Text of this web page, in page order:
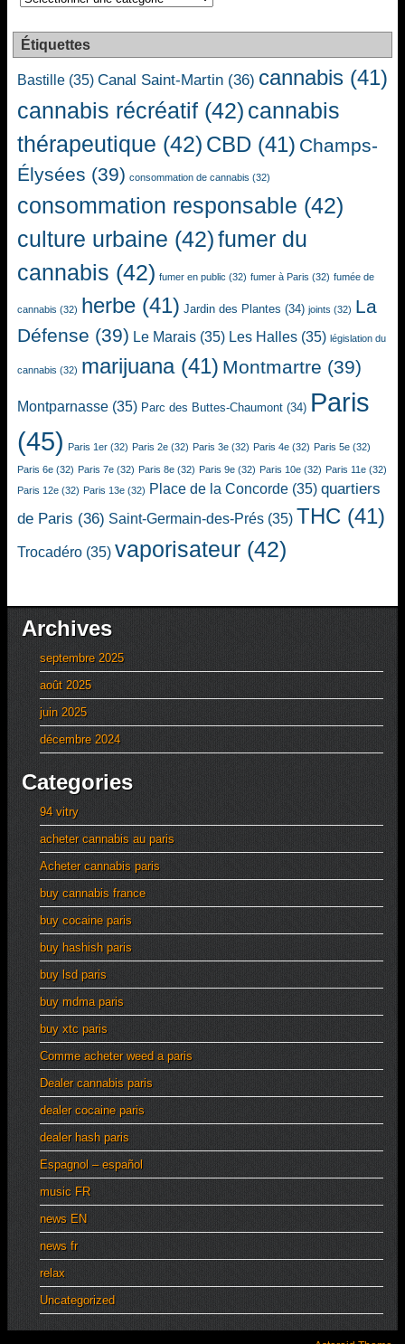
Étiquettes
Bastille (35) Canal Saint-Martin (36) cannabis (41)
cannabis récréatif (42) cannabis
thérapeutique (42) CBD (41) Champs-
Élysées (39) consommation de cannabis (32)
consommation responsable (42)
culture urbaine (42)fumer du
cannabis (42) fumer en public (32) fumer à Paris (32) fumée de
cannabis (32) herbe (41) Jardin des Plantes (34) joints (32) La
Défense (39) Le Marais (35) Les Halles (35) législation du
cannabis (32) marijuana(41) Montmartre (39)
Montparnasse (35) Parc des Buttes-Chaumont (34) Paris
(45) Paris 1er (32) Paris 2e (32) Paris 3e (32) Paris 4e (32) Paris 5e (32)
Paris 6e (32) Paris 7e (32) Paris 8e (32) Paris 9e (32) Paris 10e (32) Paris 11e (32)
Paris 12e (32) Paris 13e (32) Place de la Concorde (35) quartiers
de Paris (36) Saint-Germain-des-Prés (35) THC (41)
Trocadéro (35) vaporisateur (42)
Archives
septembre 2025
août 2025
juin 2025
décembre 2024
Categories
94 vitry
acheter cannabis au paris
Acheter cannabis paris
buy cannabis france
buy cocaine paris
buy hashish paris
buy lsd paris
buy mdma paris
buy xtc paris
Comme acheter weed a paris
Dealer cannabis paris
dealer cocaine paris
dealer hash paris
Espagnol – español
music FR
news EN
news fr
relax
Uncategorized